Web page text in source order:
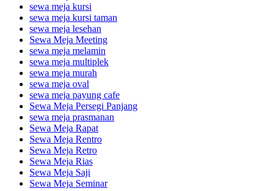
sewa meja kursi
sewa meja kursi taman
sewa meja lesehan
Sewa Meja Meeting
sewa meja melamin
sewa meja multiplek
sewa meja murah
sewa meja oval
sewa meja payung cafe
Sewa Meja Persegi Panjang
sewa meja prasmanan
Sewa Meja Rapat
Sewa Meja Rentro
Sewa Meja Retro
Sewa Meja Rias
Sewa Meja Saji
Sewa Meja Seminar